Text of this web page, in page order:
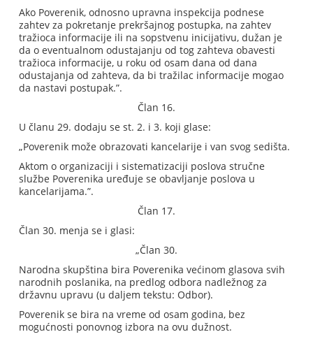
Ako Poverenik, odnosno upravna inspekcija podnese
zahtev za pokretanje prekršajnog postupka, na zahtev
tražioca informacije ili na sopstvenu inicijativu, dužan je
da o eventualnom odustajanju od tog zahteva obavesti
tražioca informacije, u roku od osam dana od dana
odustajanja od zahteva, da bi tražilac informacije mogao
da nastavi postupak.”.
Član 16.
U članu 29. dodaju se st. 2. i 3. koji glase:
„Poverenik može obrazovati kancelarije i van svog sedišta.
Aktom o organizaciji i sistematizaciji poslova stručne
službe Poverenika uređuje se obavljanje poslova u
kancelarijama.”.
Član 17.
Član 30. menja se i glasi:
„Član 30.
Narodna skupština bira Poverenika većinom glasova svih
narodnih poslanika, na predlog odbora nadležnog za
državnu upravu (u daljem tekstu: Odbor).
Poverenik se bira na vreme od osam godina, bez
mogućnosti ponovnog izbora na ovu dužnost.